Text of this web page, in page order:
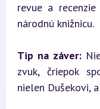
revue a
národnú knižnicu.
Tip na záver:
zvuk, čriepok
nielen Dušekovi,